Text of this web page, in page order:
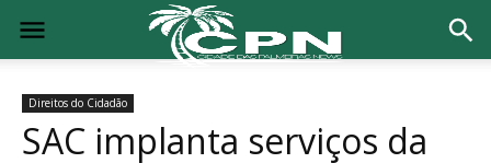
Direitos do Cidadão
SAC implanta serviços da